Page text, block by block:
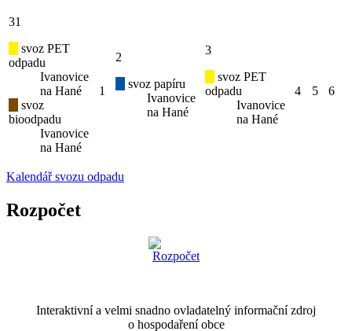
31
svoz PET
odpadu
Ivanovice
na Hané
svoz
bioodpadu
Ivanovice
na Hané
1
2
svoz papíru
Ivanovice
na Hané
3
svoz PET
odpadu
Ivanovice
na Hané
4 5 6
Kalendář svozu odpadu
Rozpočet
Interaktivní a velmi snadno ovladatelný informační zdroj
o hospodaření obce